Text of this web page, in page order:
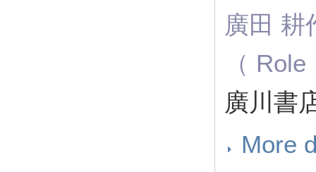
廣田
（
廣川書
More